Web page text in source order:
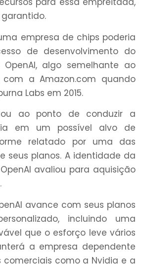
empresa de chips poderia
de desenvolvimento do
algo semelhante ao
a Amazon.com quando
Labs em 2015.
ao ponto de conduzir a
em um possível alvo de
relatado por uma das
seus planos. A identidade da
avaliou para aquisição
avance com seus planos
incluindo uma
que o esforço leve vários
a empresa dependente
comerciais como a Nvidia e a